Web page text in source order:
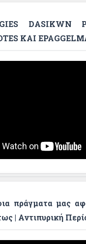
DASIKWN
KAI
πράγματα μας
| Αντιπυρική